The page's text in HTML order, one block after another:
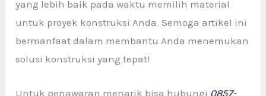
yang lebih baik pada waktu memilih material
untuk proyek konstruksi Anda. Semoga artikel ini
bermanfaat dalam membantu Anda menemukan
solusi konstruksi yang tepat!
Untuk penawaran menarik bisa hubungi 0857-